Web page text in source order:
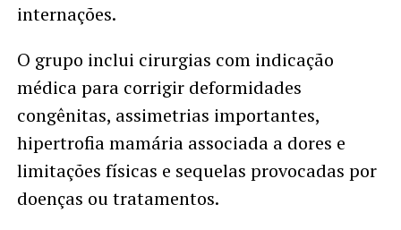
internações.
O grupo inclui cirurgias com indicação
médica para corrigir deformidades
congênitas, assimetrias importantes,
hipertrofia mamária associada a dores e
limitações físicas e sequelas provocadas por
doenças ou tratamentos.